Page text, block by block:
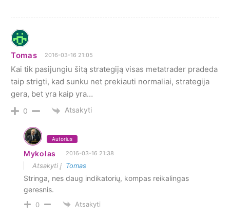
Tomas 2016-03-16 21:05
Kai tik pasijungiu šitą strategiją visas metatrader pradeda
taip strigti, kad sunku net prekiauti normaliai, strategija
gera, bet yra kaip yra…
0 Atsakyti
Autorius
Mykolas 2016-03-16 21:38
Atsakyti į Tomas
Stringa, nes daug indikatorių, kompas reikalingas
geresnis.
0 Atsakyti